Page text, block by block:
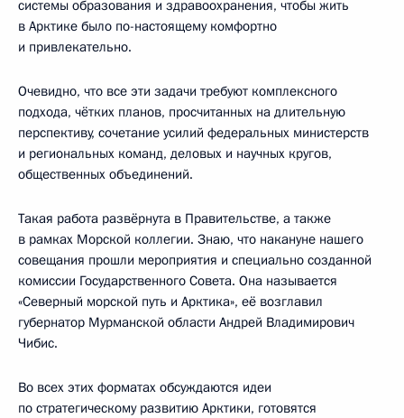
системы образования и здравоохранения, чтобы жить
в Арктике было по-настоящему комфортно
и привлекательно.
Очевидно, что все эти задачи требуют комплексного
подхода, чётких планов, просчитанных на длительную
перспективу, сочетание усилий федеральных министерств
и региональных команд, деловых и научных кругов,
общественных объединений.
Такая работа развёрнута в Правительстве, а также
в рамках Морской коллегии. Знаю, что накануне нашего
совещания прошли мероприятия и специально созданной
комиссии Государственного Совета. Она называется
«Северный морской путь и Арктика», её возглавил
губернатор Мурманской области Андрей Владимирович
Чибис.
Во всех этих форматах обсуждаются идеи
по стратегическому развитию Арктики, готовятся